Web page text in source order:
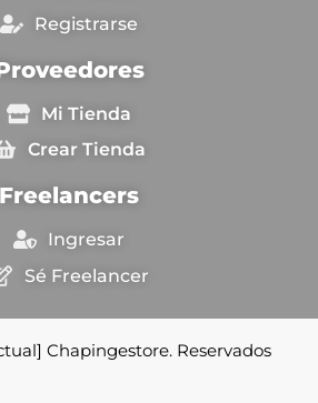
Registrarse
Mi Tienda
Crear Tienda
Freelancers
Ingresar
Sé Freelancer
Chapingestore. Reservados